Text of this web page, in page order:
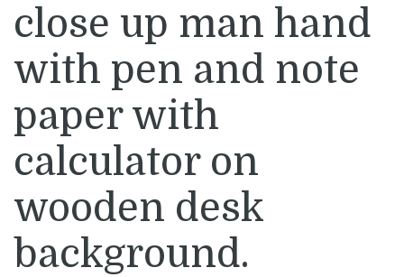
close up man hand
with pen and note
paper with
calculator on
wooden desk
background.